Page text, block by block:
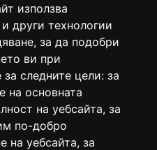
използва
други технологии
за да подобри
ви при
следните цели: за
на основната
на уебсайта, за
по-добро
на уебсайта, за